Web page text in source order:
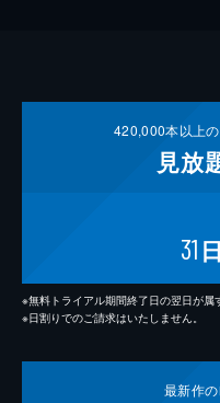
420,000本以上
見放
31
※無料トライアル期間終了日の翌日が属
※日割りでのご請求はいたしません。
最新作の